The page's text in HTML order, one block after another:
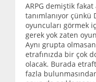
ARPG demiştik fakat
tanımlanıyor
oyuncuları görmek
gerek yok zaten
Aynı grupta
etrafınızda bir çok
olacak. Burada
fazla